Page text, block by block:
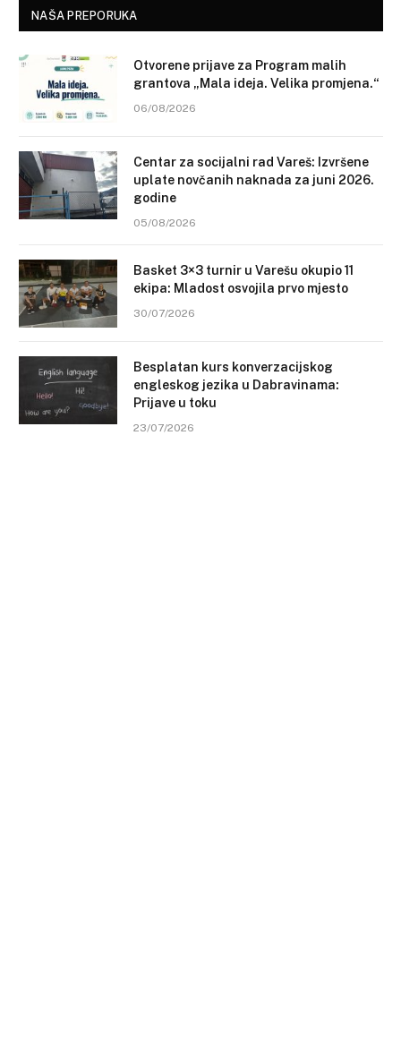
NAŠA PREPORUKA
Otvorene prijave za Program malih
grantova „Mala ideja. Velika promjena.“
06/08/2026
Centar za socijalni rad Vareš: Izvršene
uplate novčanih naknada za juni 2026.
godine
05/08/2026
Basket 3×3 turnir u Varešu okupio 11
ekipa: Mladost osvojila prvo mjesto
30/07/2026
Besplatan kurs konverzacijskog
engleskog jezika u Dabravinama:
Prijave u toku
23/07/2026